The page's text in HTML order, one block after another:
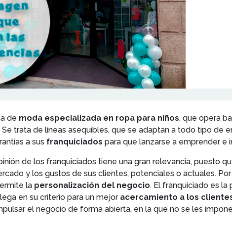
de moda especializada en ropa para niños, que opera
trata de líneas asequibles, que se adaptan a todo tipo de
a sus franquiciados para que lanzarse a emprender e
de los franquiciados tiene una gran relevancia, puesto
y los gustos de sus clientes, potenciales o actuales.
la personalización del negocio. El franquiciado es la
en su criterio para un mejor acercamiento a los
el negocio de forma abierta, en la que no se les